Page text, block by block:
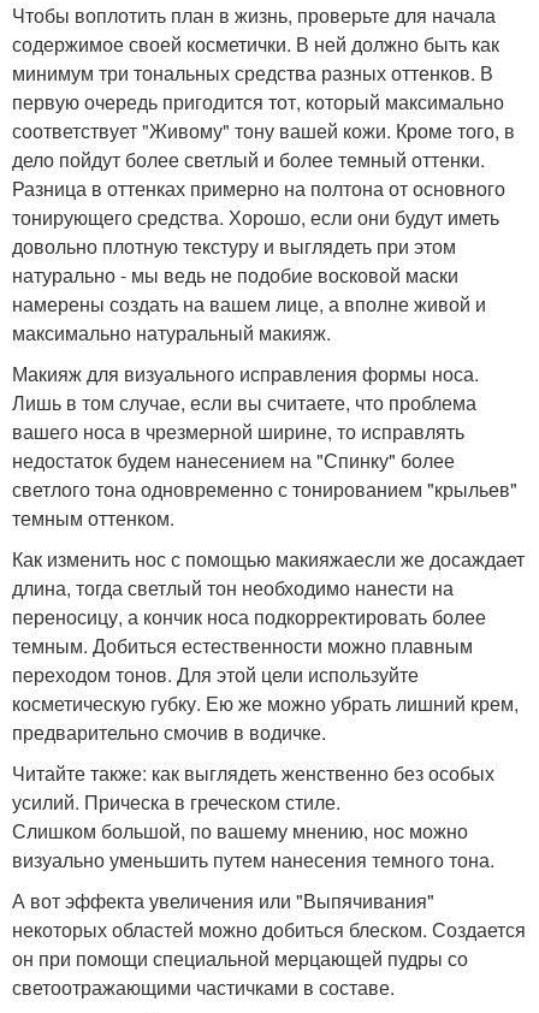
Чтобы воплотить план в жизнь, проверьте для начала
содержимое своей косметички. В ней должно быть как
минимум три тональных средства разных оттенков. В
первую очередь пригодится тот, который максимально
соответствует "Живому" тону вашей кожи. Кроме того, в
дело пойдут более светлый и более темный оттенки.
Разница в оттенках примерно на полтона от основного
тонирующего средства. Хорошо, если они будут иметь
довольно плотную текстуру и выглядеть при этом
натурально - мы ведь не подобие восковой маски
намерены создать на вашем лице, а вполне живой и
максимально натуральный макияж.
Макияж для визуального исправления формы носа.
Лишь в том случае, если вы считаете, что проблема
вашего носа в чрезмерной ширине, то исправлять
недостаток будем нанесением на "Спинку" более
светлого тона одновременно с тонированием "крыльев"
темным оттенком.
Как изменить нос с помощью макияжаесли же досаждает
длина, тогда светлый тон необходимо нанести на
переносицу, а кончик носа подкорректировать более
темным. Добиться естественности можно плавным
переходом тонов. Для этой цели используйте
косметическую губку. Ею же можно убрать лишний крем,
предварительно смочив в водичке.
Читайте также: как выглядеть женственно без особых
усилий. Прическа в греческом стиле.
Слишком большой, по вашему мнению, нос можно
визуально уменьшить путем нанесения темного тона.
А вот эффекта увеличения или "Выпячивания"
некоторых областей можно добиться блеском. Создается
он при помощи специальной мерцающей пудры со
светоотражающими частичками в составе.